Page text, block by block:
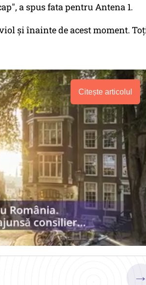
a spus fata pentru Antena 1.
și înainte de acest moment.
Citește articolul
→